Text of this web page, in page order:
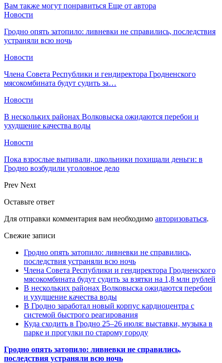
Вам также могут понравиться Еще от автора
Новости
Гродно опять затопило: ливневки не справились, последствия
устраняли всю ночь
Новости
Члена Совета Республики и гендиректора Гродненского
мясокомбината будут судить за…
Новости
В нескольких районах Волковыска ожидаются перебои и
ухудшение качества воды
Новости
Пока взрослые выпивали, школьники похищали деньги: в
Гродно возбудили уголовное дело
Prev Next
Оставьте ответ
Для отправки комментария вам необходимо авторизоваться.
Свежие записи
Гродно опять затопило: ливневки не справились,
последствия устраняли всю ночь
Члена Совета Республики и гендиректора Гродненского
мясокомбината будут судить за взятки на 1,8 млн рублей
В нескольких районах Волковыска ожидаются перебои
и ухудшение качества воды
В Гродно заработал новый корпус кардиоцентра с
системой быстрого реагирования
Куда сходить в Гродно 25–26 июля: выставки, музыка в
парке и прогулки по старому городу
Гродно опять затопило: ливневки не справились,
последствия устраняли всю ночь